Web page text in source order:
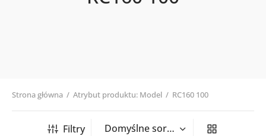
Strona główna / Atrybut produktu: Model / RC160 100
Filtry